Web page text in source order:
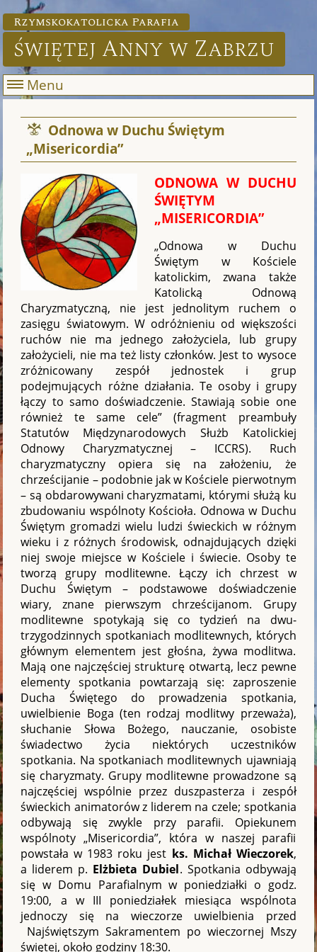
Rzymskokatolicka Parafia
świętej Anny w Zabrzu
Menu
Odnowa w Duchu Świętym
„Misericordia”
ODNOWA W DUCHU
ŚWIĘTYM
„MISERICORDIA”
„Odnowa w Duchu
Świętym w Kościele
katolickim, zwana także
Katolicką Odnową
Charyzmatyczną, nie jest jednolitym ruchem o
zasięgu światowym. W odróżnieniu od większości
ruchów nie ma jednego założyciela, lub grupy
założycieli, nie ma też listy członków. Jest to wysoce
zróżnicowany zespół jednostek i grup
podejmujących różne działania. Te osoby i grupy
łączy to samo doświadczenie. Stawiają sobie one
również te same cele” (fragment preambuły
Statutów Międzynarodowych Służb Katolickiej
Odnowy Charyzmatycznej – ICCRS). Ruch
charyzmatyczny opiera się na założeniu, że
chrześcijanie – podobnie jak w Kościele pierwotnym
– są obdarowywani charyzmatami, którymi służą ku
zbudowaniu wspólnoty Kościoła. Odnowa w Duchu
Świętym gromadzi wielu ludzi świeckich w różnym
wieku i z różnych środowisk, odnajdujących dzięki
niej swoje miejsce w Kościele i świecie. Osoby te
tworzą grupy modlitewne. Łączy ich chrzest w
Duchu Świętym – podstawowe doświadczenie
wiary, znane pierwszym chrześcijanom. Grupy
modlitewne spotykają się co tydzień na dwu-
trzygodzinnych spotkaniach modlitewnych, których
głównym elementem jest głośna, żywa modlitwa.
Mają one najczęściej strukturę otwartą, lecz pewne
elementy spotkania powtarzają się: zaproszenie
Ducha Świętego do prowadzenia spotkania,
uwielbienie Boga (ten rodzaj modlitwy przeważa),
słuchanie Słowa Bożego, nauczanie, osobiste
świadectwo życia niektórych uczestników
spotkania. Na spotkaniach modlitewnych ujawniają
się charyzmaty. Grupy modlitewne prowadzone są
najczęściej wspólnie przez duszpasterza i zespół
świeckich animatorów z liderem na czele; spotkania
odbywają się zwykle przy parafii. Opiekunem
wspólnoty „Misericordia”, która w naszej parafii
powstała w 1983 roku jest ks. Michał Wieczorek,
a liderem p. Elżbieta Dubiel. Spotkania odbywają
się w Domu Parafialnym w poniedziałki o godz.
19:00, a w III poniedziałek miesiąca wspólnota
jednoczy się na wieczorze uwielbienia przed
Najświętszym Sakramentem po wieczornej Mszy
świętej, około godziny 18:30.